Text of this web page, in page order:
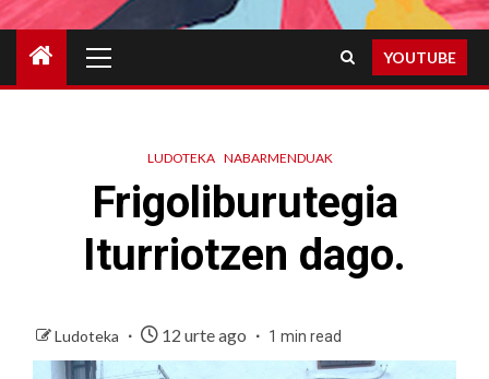
Menu
YOUTUBE
LUDOTEKA NABARMENDUAK
Frigoliburutegia
Iturriotzen dago.
Ludoteka 12 urte ago 1 min read